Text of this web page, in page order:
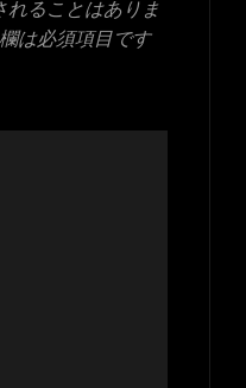
れることはありま
は必須項目です